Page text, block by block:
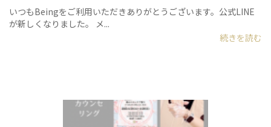
いつもBeingをご利用いただきありがとうございます。公式LINE
が新しくなりました。 メ...
続きを読む